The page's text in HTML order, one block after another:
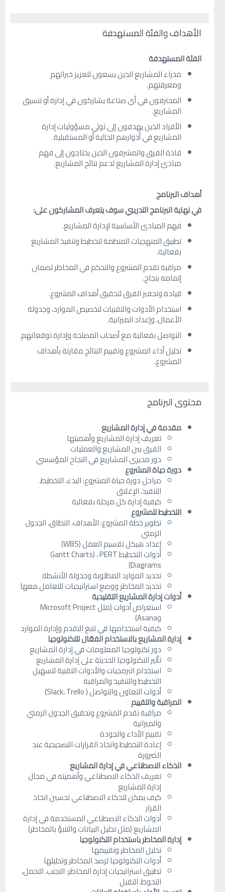
الأهداف والفئة المستهدفة
الفئة المستهدفة
مدراء المشاريع الذين يسعون لتعزيز خبراتهم
ومعرفتهم.
المحترفون في أي صناعة يشاركون في إدارة أو تنسيق
المشاريع.
الأفراد الذين يهدفون إلى تولي مسؤوليات إدارة
المشاريع في أدوارهم الحالية أو المستقبلية.
قادة الفرق والمشرفون الذين يحتاجون إلى فهم
مبادئ إدارة المشاريع لدعم نتائج المشاريع.
أهداف البرنامج
في نهايةالبرنامج التدريبي سوف يتعرف المشاركون على:
فهم المبادئ الأساسية لإدارة المشاريع.
تطبيق المنهجيات المنظمة لتخطيط وتنفيذ المشاريع
بفعالية.
مراقبة تقدم المشروع والتحكم في المخاطر لضمان
إتمامه بنجاح.
قيادة وتحفيز الفرق لتحقيق أهداف المشروع.
استخدام الأدوات والتقنيات لتخصيص الموارد، وجدولة
الأعمال، وإعداد الميزانية.
التواصل بفعالية مع أصحاب المصلحة وإدارة توقعاتهم.
تحليل أداء المشروع وتقييم النتائج مقارنة بأهداف
المشروع.
محتوى البرنامج
مقدمة في إدارة المشاريع
تعريف إدارة المشاريع وأهميتها
الفرق بين المشاريع والعمليات
دور مديري المشاريع في النجاح المؤسسي
دورة حياة المشروع
مراحل دورة حياة المشروع: البدء، التخطيط،
التنفيذ، الإغلاق
كيفية إدارة كل مرحلة بفعالية
التخطيط للمشروع
تطوير خطة المشروع: الأهداف، النطاق، الجدول
الزمني
إعداد هيكل تقسيم العمل (WBS)
أدوات التخطيط Gantt Charts) ، PERT
Diagrams)
تحديد الموارد المطلوبة وجدولة الأنشطة
تحديد المخاطر ووضع استراتيجيات للتعامل معها
أدوات إدارة المشاريع التقليدية
استعراض أدوات (مثل Microsoft Project
وAsana)
كيفية استخدامها في تتبع التقدم وإدارة الموارد
إدارة المشاريع بالاستخدام الفعّال للتكنولوجيا
دور تكنولوجيا المعلومات في إدارة المشاريع
تأثير التكنولوجيا الحديثة على إدارة المشاريع
استخدام البرمجيات والأدوات التقنية لتسهيل
التخطيط والتنفيذ والمراقبة
أدوات التعاون والتواصل ( Slack، Trello)
المراقبة والتقييم
مراقبة تقدم المشروع وتحقيق الجدول الزمني
والميزانية
تقييم الأداء والجودة
إعادة التخطيط واتخاذ القرارات التصحيحية عند
الضرورة
الذكاء الاصطناعي في إدارة المشاريع
تعريف الذكاء الاصطناعي وأهميته في مجال
إدارة المشاريع
كيف يمكن للذكاء الاصطناعي تحسين اتخاذ
القرار
أدوات الذكاء الاصطناعي المستخدمة في إدارة
المشاريع (مثل تحليل البيانات والتنبؤ بالمخاطر)
إدارة المخاطر باستخدام التكنولوجيا
تحليل المخاطر وتقييمها
أدوات التكنولوجيا لرصد المخاطر وتحليلها
تطبيق استراتيجيات إدارة المخاطر: التجنب، التحمل،
التحوط، التقبل